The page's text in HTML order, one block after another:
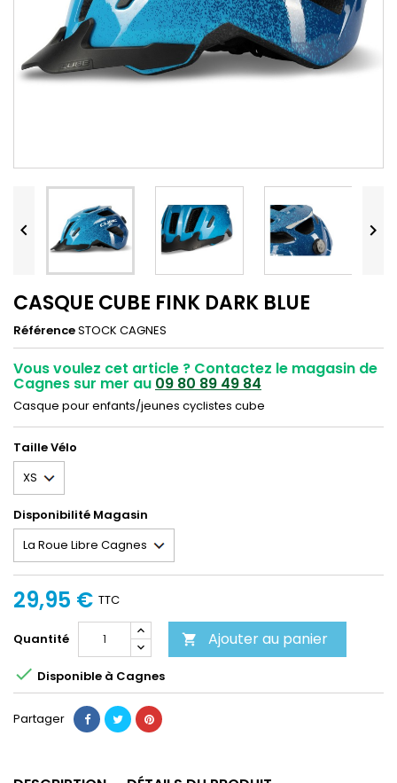
 
CASQUE CUBE FINK DARK BLUE
RéférenceSTOCK CAGNES
Vous voulez cet article ? Contactez le magasin de
Cagnes sur mer au 09 80 89 49 84
Casque pour enfants/jeunes cyclistes cube
Taille Vélo
Disponibilité Magasin
29,95 € TTC
Quantité  Ajouter au panier
 Disponible à Cagnes
Partager